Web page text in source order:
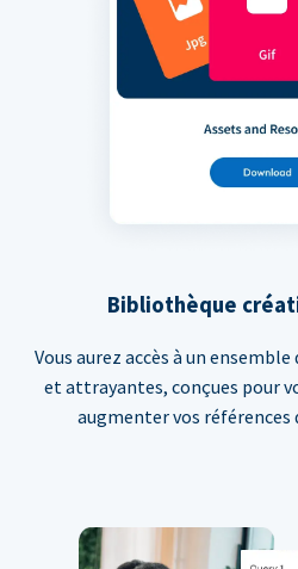
Bibliothèque
Vous aurez accès à un
et attrayantes, conçues pour
augmenter vos